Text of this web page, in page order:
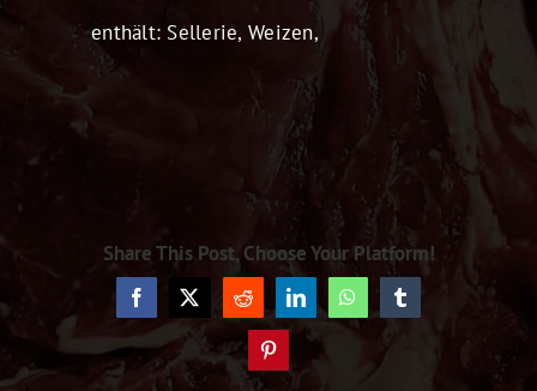
enthält: Sellerie, Weizen,
Share This Post, Choose Your Platform!
Facebook
X RedditLinkedInWhatsAppTumblr
Pinterest